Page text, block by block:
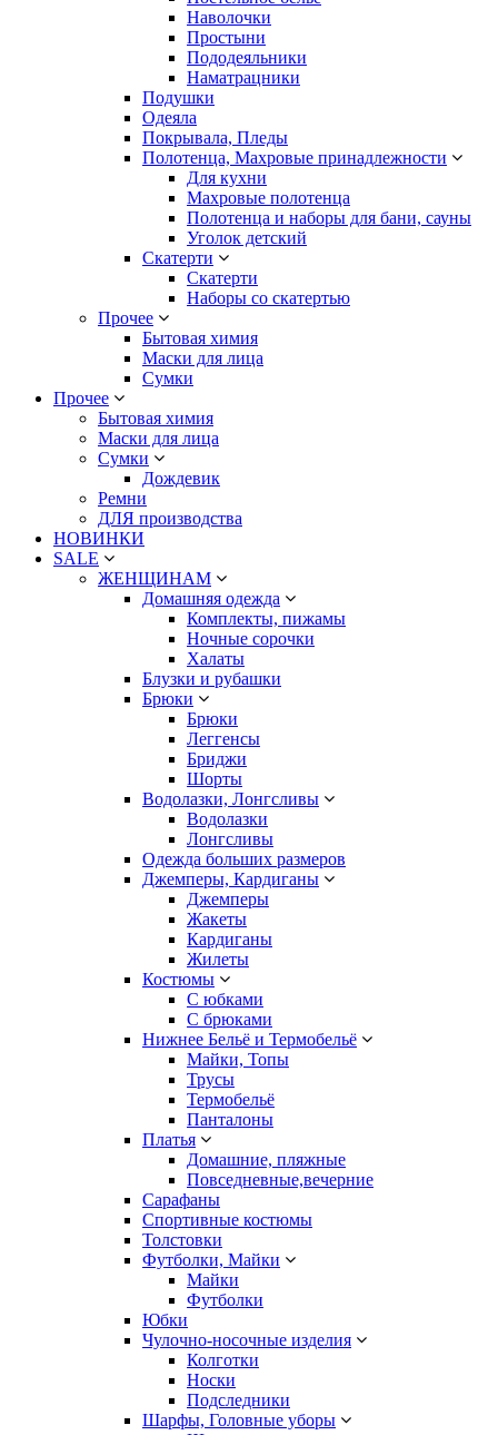
Наволочки
Простыни
Пододеяльники
Наматрацники
Подушки
Одеяла
Покрывала, Пледы
Полотенца, Махровые принадлежности
Для кухни
Махровые полотенца
Полотенца и наборы для бани, сауны
Уголок детский
Скатерти
Скатерти
Наборы со скатертью
Прочее
Бытовая химия
Маски для лица
Сумки
Прочее
Бытовая химия
Маски для лица
Сумки
Дождевик
Ремни
ДЛЯ производства
НОВИНКИ
SALE
ЖЕНЩИНАМ
Домашняя одежда
Комплекты, пижамы
Ночные сорочки
Халаты
Блузки и рубашки
Брюки
Брюки
Леггенсы
Бриджи
Шорты
Водолазки, Лонгсливы
Водолазки
Лонгсливы
Одежда больших размеров
Джемперы, Кардиганы
Джемперы
Жакеты
Кардиганы
Жилеты
Костюмы
С юбками
С брюками
Нижнее Бельё и Термобельё
Майки, Топы
Трусы
Термобельё
Панталоны
Платья
Домашние, пляжные
Повседневные,вечерние
Сарафаны
Спортивные костюмы
Толстовки
Футболки, Майки
Майки
Футболки
Юбки
Чулочно-носочные изделия
Колготки
Носки
Подследники
Шарфы, Головные уборы